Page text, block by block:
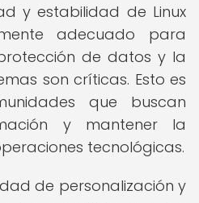
y estabilidad de Linux
adecuado para
de datos y la
son críticas. Esto es
que buscan
y mantener la
tecnológicas.
de personalización y